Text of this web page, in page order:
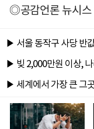
◎공감언론 뉴시스